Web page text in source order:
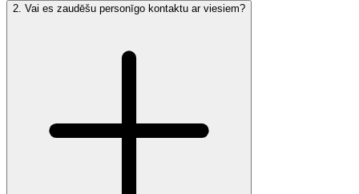
2 Vai es zaudēšu personīgo kontaktu ar viesiem?